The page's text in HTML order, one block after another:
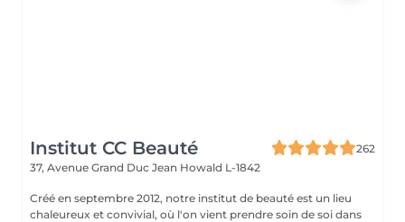
Institut CC Beauté
262
37, Avenue Grand Duc Jean Howald L-1842
Créé en septembre 2012, notre institut de beauté est un lieu
chaleureux et convivial, où l'on vient prendre soin de soi dans